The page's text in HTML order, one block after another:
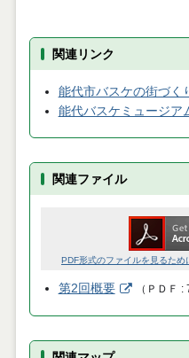
関連リンク
能代市バスケの街づく
能代バスケミュージア
関連ファイル
PDF形式のファイルを見るた
第2回概要 （ ＰＤＦ